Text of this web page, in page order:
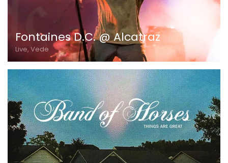
Fontaines D.C. @ Alcatraz
Live, Vede